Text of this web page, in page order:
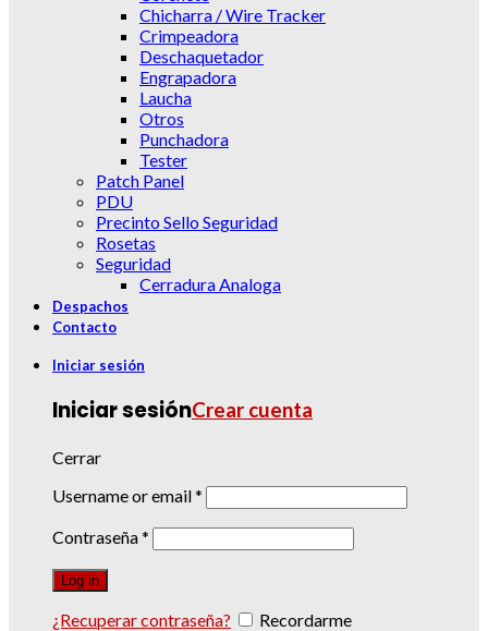
Chicharra / Wire Tracker
Crimpeadora
Deschaquetador
Engrapadora
Laucha
Otros
Punchadora
Tester
Patch Panel
PDU
Precinto Sello Seguridad
Rosetas
Seguridad
Cerradura Analoga
Despachos
Contacto
Iniciar sesión
Iniciar sesiónCrear cuenta
Cerrar
Username or email*
Contraseña*
Log in
¿Recuperar contraseña? Recordarme